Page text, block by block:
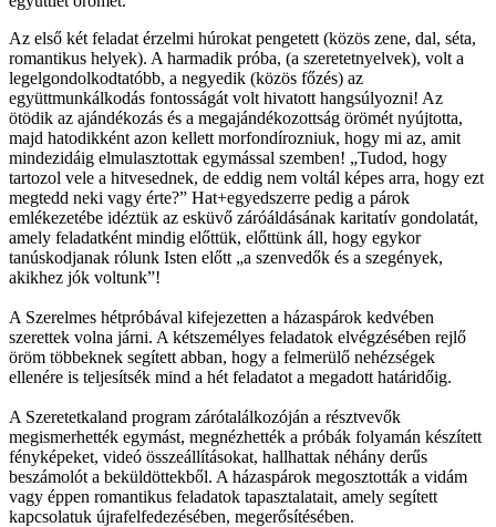
Az első két feladat érzelmi húrokat pengetett (közös zene, dal, séta,
romantikus helyek). A harmadik próba, (a szeretetnyelvek), volt a
legelgondolkodtatóbb, a negyedik (közös főzés) az
együttmunkálkodás fontosságát volt hivatott hangsúlyozni! Az
ötödik az ajándékozás és a megajándékozottság örömét nyújtotta,
majd hatodikként azon kellett morfondírozniuk, hogy mi az, amit
mindezidáig elmulasztottak egymással szemben! „Tudod, hogy
tartozol vele a hitvesednek, de eddig nem voltál képes arra, hogy ezt
megtedd neki vagy érte?” Hat+egyedszerre pedig a párok
emlékezetébe idéztük az esküvő záróáldásának karitatív gondolatát,
amely feladatként mindig előttük, előttünk áll, hogy egykor
tanúskodjanak rólunk Isten előtt „a szenvedők és a szegények,
akikhez jók voltunk”!
A Szerelmes hétpróbával kifejezetten a házaspárok kedvében
szerettek volna járni. A kétszemélyes feladatok elvégzésében rejlő
öröm többeknek segített abban, hogy a felmerülő nehézségek
ellenére is teljesítsék mind a hét feladatot a megadott határidőig.
A Szeretetkaland program zárótalálkozóján a résztvevők
megismerhették egymást, megnézhették a próbák folyamán készített
fényképeket, videó összeállításokat, hallhattak néhány derűs
beszámolót a beküldöttekből. A házaspárok megosztották a vidám
vagy éppen romantikus feladatok tapasztalatait, amely segített
kapcsolatuk újrafelfedezésében, megerősítésében.